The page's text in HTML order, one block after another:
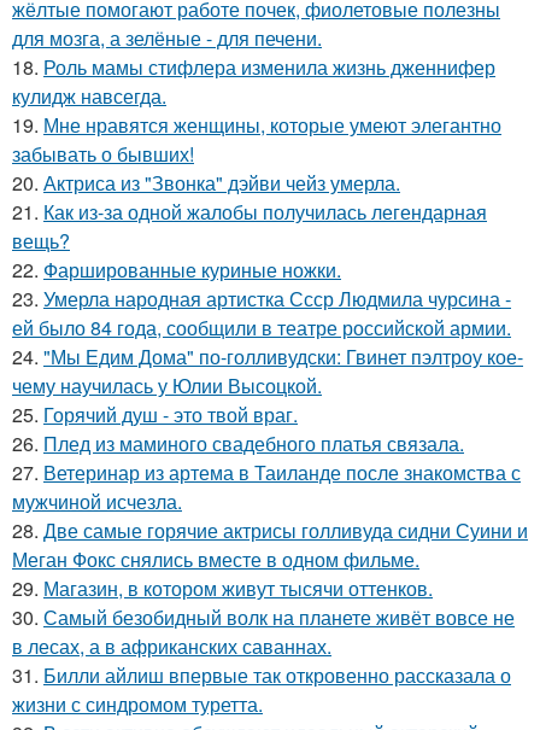
жёлтые помогают работе почек, фиолетовые полезны
для мозга, а зелёные - для печени.
18. Роль мамы стифлера изменила жизнь дженнифер
кулидж навсегда.
19. Мне нравятся женщины, которые умеют элегантно
забывать о бывших!
20. Актриса из "Звонка" дэйви чейз умерла.
21. Как из-за одной жалобы получилась легендарная
вещь?
22. Фаршированные куриные ножки.
23. Умерла народная артистка Ссср Людмила чурсина -
ей было 84 года, сообщили в театре российской армии.
24. "Мы Едим Дома" по-голливудски: Гвинет пэлтроу кое-
чему научилась у Юлии Высоцкой.
25. Горячий душ - это твой враг.
26. Плед из маминого свадебного платья связала.
27. Ветеринар из артема в Таиланде после знакомства с
мужчиной исчезла.
28. Две самые горячие актрисы голливуда сидни Суини и
Меган Фокс снялись вместе в одном фильме.
29. Магазин, в котором живут тысячи оттенков.
30. Самый безобидный волк на планете живёт вовсе не
в лесах, а в африканских саваннах.
31. Билли айлиш впервые так откровенно рассказала о
жизни с синдромом туретта.